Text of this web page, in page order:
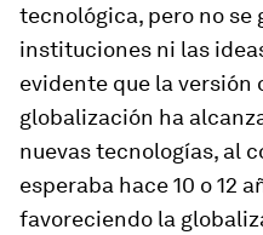
tecnológica, pero no se
instituciones ni las
evidente que la versión
globalización ha
nuevas tecnologías, al
esperaba hace 10 o 12
favoreciendo la